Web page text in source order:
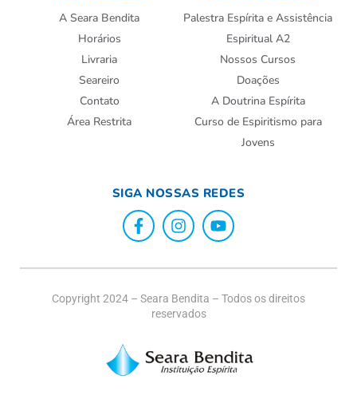
A Seara Bendita
Horários
Livraria
Seareiro
Contato
Área Restrita
Palestra Espírita e Assistência
Espiritual A2
Nossos Cursos
Doações
A Doutrina Espírita
Curso de Espiritismo para
Jovens
SIGA NOSSAS REDES
Copyright 2024 – Seara Bendita – Todos os direitos
reservados